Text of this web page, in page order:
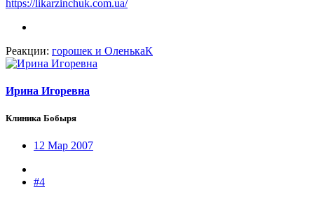
https://likarzinchuk.com.ua/
Реакции: горошек и ОленькаК
Ирина Игоревна
Клиника Бобыря
12 Мар 2007
#4